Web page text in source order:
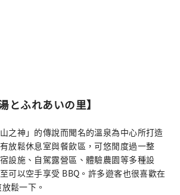
とふれあいの里】
之神」的傳說而聞名的溫泉為中心所打造
放鬆休息室與餐飲區，可悠閒度過一整
設施、自駕露營區、體驗農園等多種設
可以空手享受 BBQ。許多遊客也很喜歡在
鬆一下。